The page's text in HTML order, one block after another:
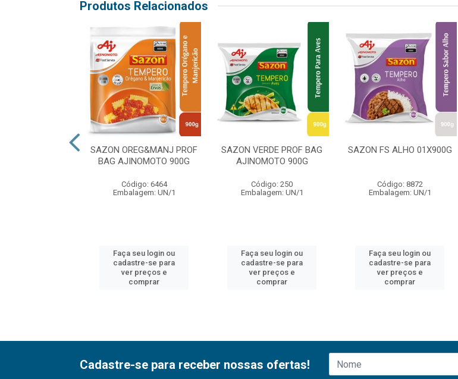
Produtos Relacionados
SAZON OREG&MANJ PROF
BAG AJINOMOTO 900G
Código: 6464
Embalagem: UN/1
Faça seu login ou
cadastre-se para
ver preços e
comprar
SAZON VERDE PROF BAG
AJINOMOTO 900G
Código: 250
Embalagem: UN/1
Faça seu login ou
cadastre-se para
ver preços e
comprar
SAZON FS ALHO 01X900G
Código: 8872
Embalagem: UN/1
Faça seu login ou
cadastre-se para
ver preços e
comprar
Cadastre-se para receber nossas ofertas!